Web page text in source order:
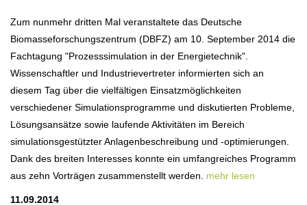
Zum nunmehr dritten Mal veranstaltete das Deutsche
Biomasseforschungszentrum (DBFZ) am 10. September 2014 die
Fachtagung "Prozesssimulation in der Energietechnik".
Wissenschaftler und Industrievertreter informierten sich an
diesem Tag über die vielfältigen Einsatzmöglichkeiten
verschiedener Simulationsprogramme und diskutierten Probleme,
Lösungsansätze sowie laufende Aktivitäten im Bereich
simulationsgestützter Anlagenbeschreibung und -optimierungen.
Dank des breiten Interesses konnte ein umfangreiches Programm
aus zehn Vorträgen zusammenstellt werden. mehr lesen
11.09.2014